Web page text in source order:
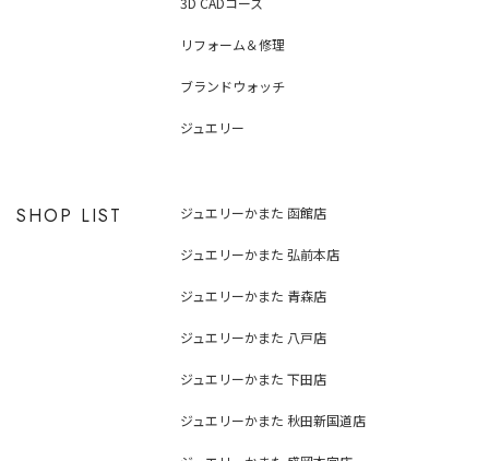
リフォーム＆修理
ブランドウォッチ
ジュエリー
SHOP LIST ジュエリーかまた 函館店
ジュエリーかまた 弘前本店
ジュエリーかまた 青森店
ジュエリーかまた 八戸店
ジュエリーかまた 下田店
ジュエリーかまた 秋田新国道店